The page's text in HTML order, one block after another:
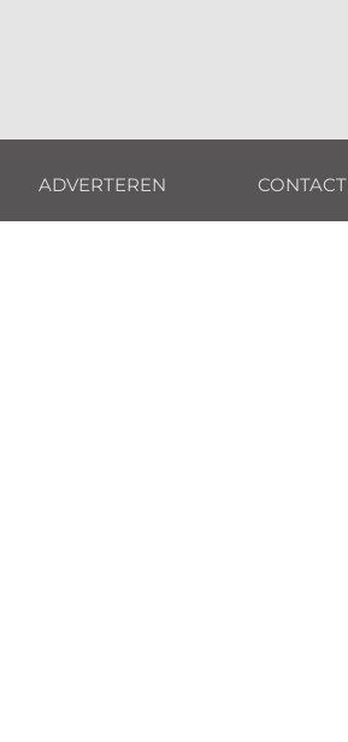
ADVERTEREN CONTACT